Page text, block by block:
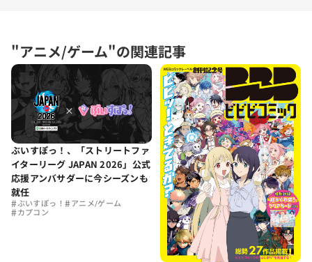
"アニメ/ゲーム"の関連記事
ぶいすぽっ！、「ストリートファ
イターリーグ JAPAN 2026」公式
応援アンバサダーに今シーズンも
就任
#ぶいすぽっ！#アニメ/ゲーム
#カプコン